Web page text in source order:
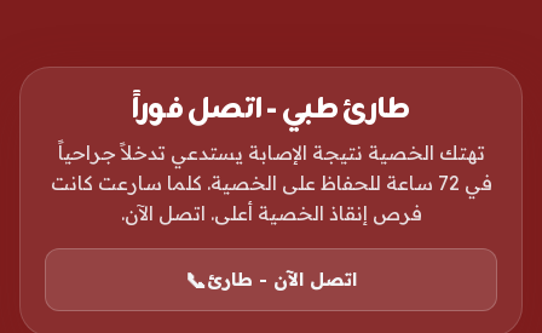
طارئ طبي - اتصل فوراً
تهتك الخصية نتيجة الإصابة يستدعي تدخلاً جراحياً
في 72 ساعة للحفاظ على الخصية. كلما سارعت كانت
فرص إنقاذ الخصية أعلى. اتصل الآن.
📞اتصل الآن - طارئ